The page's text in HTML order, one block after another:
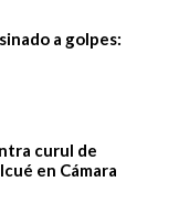
a golpes:
curul de
en Cámara